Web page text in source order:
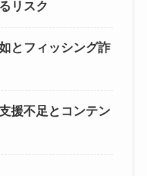
リスク
とフィッシング詐
援不足とコンテン